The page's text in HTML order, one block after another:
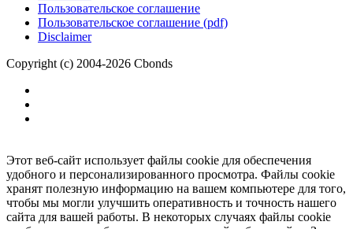
Пользовательское соглашение
Пользовательское соглашение (pdf)
Disclaimer
Copyright (c) 2004-2026 Cbonds
Этот веб-сайт использует файлы cookie для обеспечения
удобного и персонализированного просмотра. Файлы cookie
хранят полезную информацию на вашем компьютере для того,
чтобы мы могли улучшить оперативность и точность нашего
сайта для вашей работы. В некоторых случаях файлы cookie